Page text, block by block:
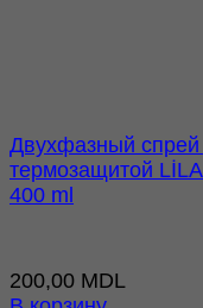
Двухфазный cпрей
термозащитой
400 ml
200,00 MDL